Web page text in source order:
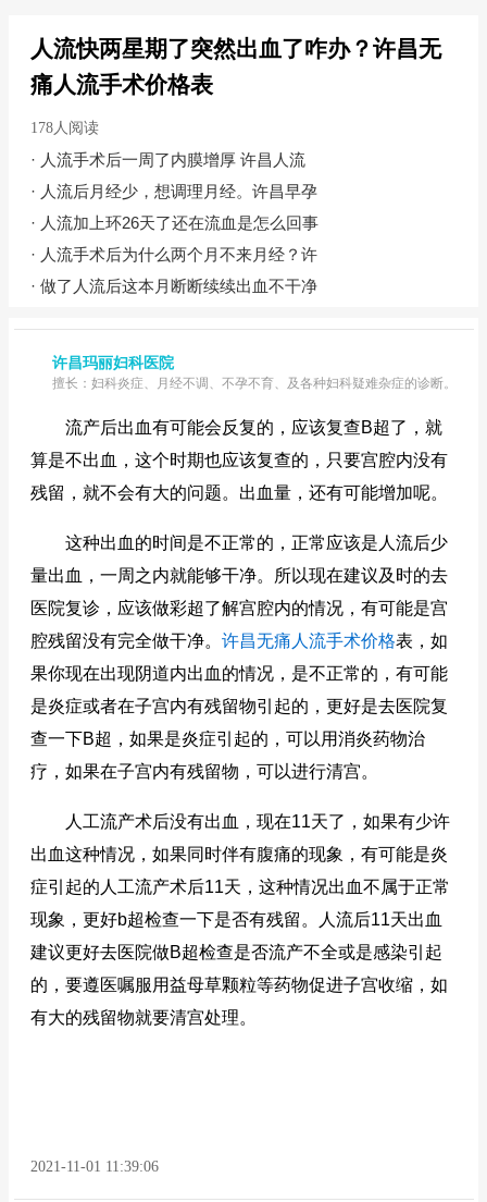
人流快两星期了突然出血了咋办？许昌无
痛人流手术价格表
178人阅读
· 人流手术后一周了内膜增厚 许昌人流
· 人流后月经少，想调理月经。许昌早孕
· 人流加上环26天了还在流血是怎么回事
· 人流手术后为什么两个月不来月经？许
· 做了人流后这本月断断续续出血不干净
许昌玛丽妇科医院
擅长：妇科炎症、月经不调、不孕不育、及各种妇科疑难杂症的诊断。
流产后出血有可能会反复的，应该复查B超了，就
算是不出血，这个时期也应该复查的，只要宫腔内没有
残留，就不会有大的问题。出血量，还有可能增加呢。
这种出血的时间是不正常的，正常应该是人流后少
量出血，一周之内就能够干净。所以现在建议及时的去
医院复诊，应该做彩超了解宫腔内的情况，有可能是宫
腔残留没有完全做干净。 许昌无痛人流手术价格表，如
果你现在出现阴道内出血的情况，是不正常的，有可能
是炎症或者在子宫内有残留物引起的，更好是去医院复
查一下B超，如果是炎症引起的，可以用消炎药物治
疗，如果在子宫内有残留物，可以进行清宫。
人工流产术后没有出血，现在11天了，如果有少许
出血这种情况，如果同时伴有腹痛的现象，有可能是炎
症引起的人工流产术后11天，这种情况出血不属于正常
现象，更好b超检查一下是否有残留。人流后11天出血
建议更好去医院做B超检查是否流产不全或是感染引起
的，要遵医嘱服用益母草颗粒等药物促进子宫收缩，如
有大的残留物就要清宫处理。
2021-11-01 11:39:06